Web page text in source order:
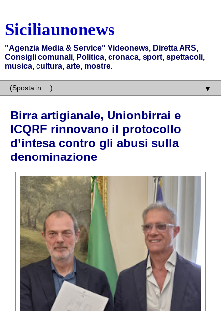
Siciliaunonews
"Agenzia Media & Service" Videonews, Diretta ARS,
Consigli comunali, Politica, cronaca, sport, spettacoli,
musica, cultura, arte, mostre.
▼
Birra artigianale, Unionbirrai e
ICQRF rinnovano il protocollo
d’intesa contro gli abusi sulla
denominazione